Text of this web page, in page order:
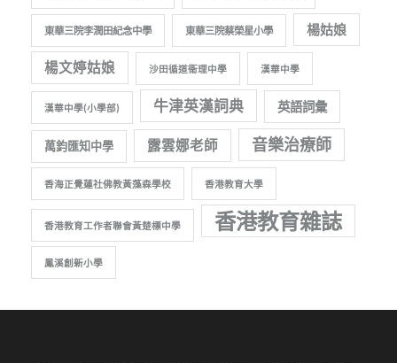
東華三院李潤田紀念中學 東華三院蔡榮星小學 楊姑娘
楊文婷姑娘 沙田循道衞理中學 漢華中學
漢華中學(小學部) 牛津英漢詞典 英語詞彙
萬鈞匯知中學 露雲娜老師 音樂治療師
香海正覺蓮社佛教黃藻森學校 香港教育大學
香港教育工作者聯會黃楚標中學 香港教育雜誌
鳳溪創新小學